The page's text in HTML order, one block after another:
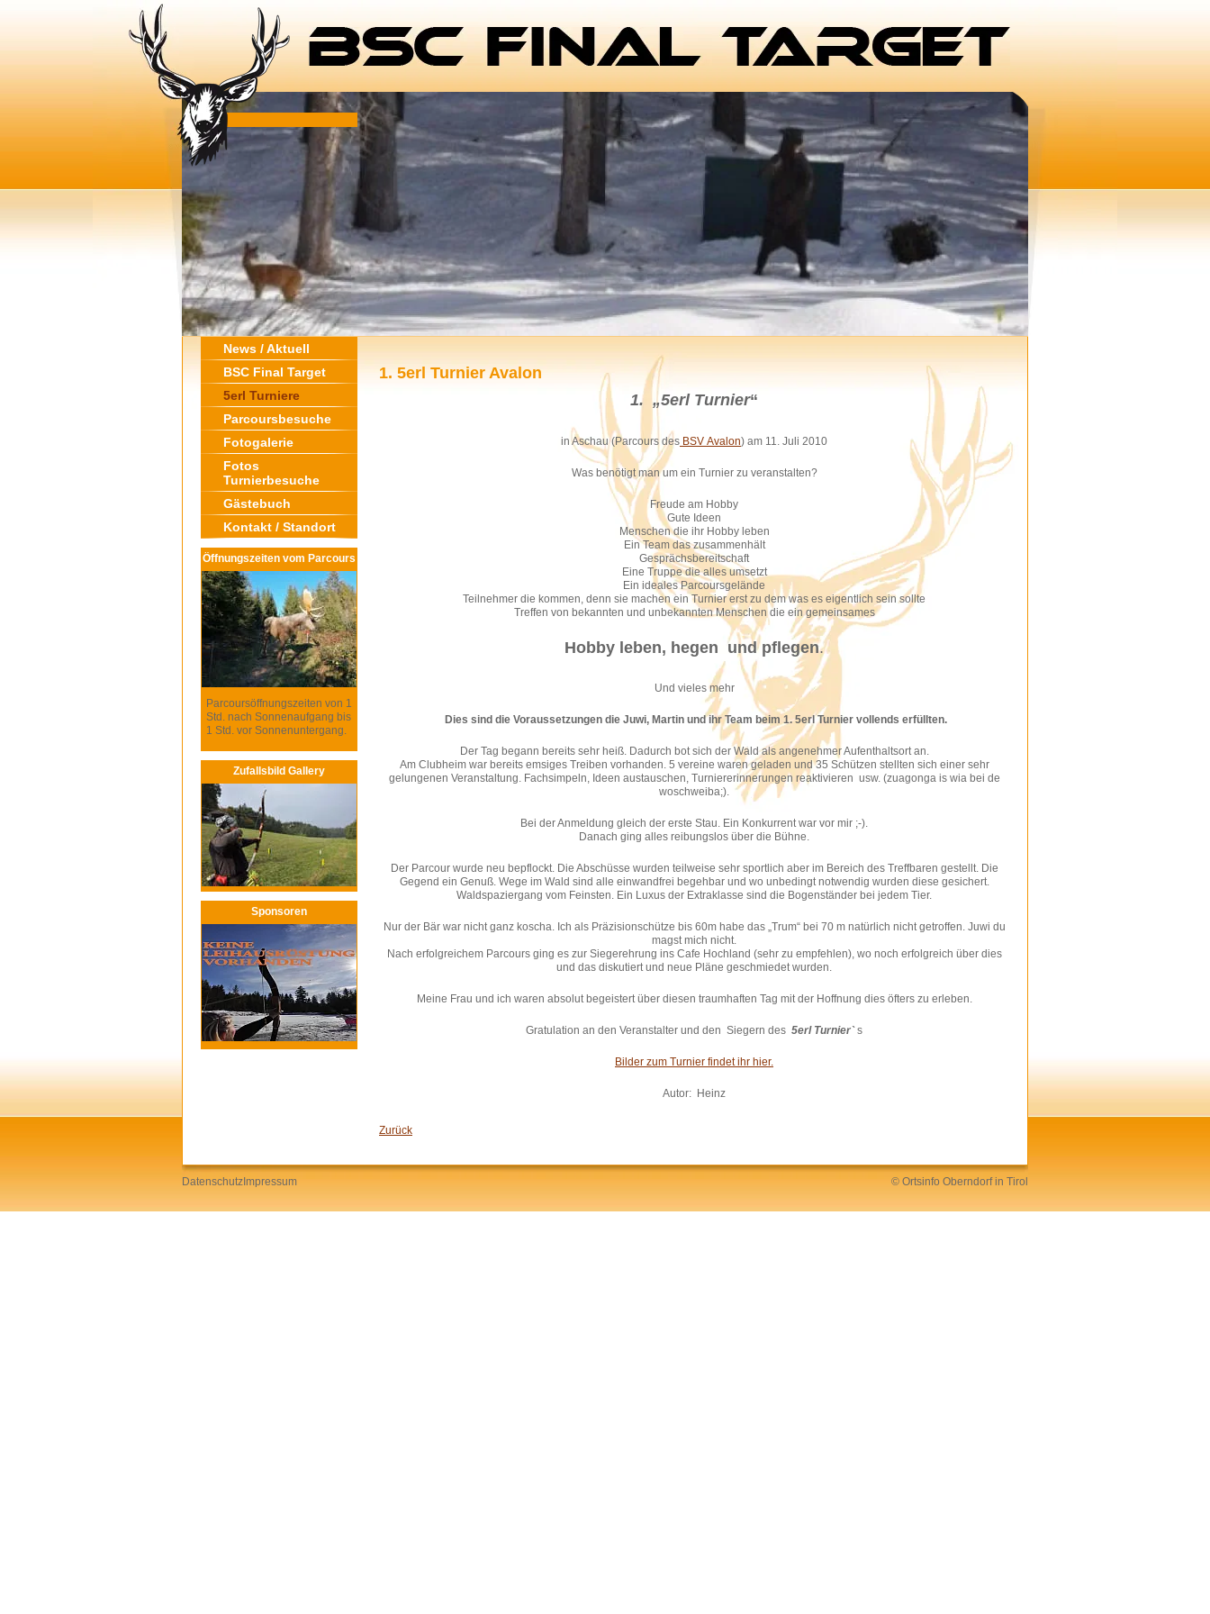
News / Aktuell
BSC Final Target
5erl Turniere
Parcoursbesuche
Fotogalerie
Fotos
Turnierbesuche
Gästebuch
Kontakt / Standort
Öffnungszeiten vom Parcours
Parcoursöffnungszeiten von 1
Std. nach Sonnenaufgang bis
1 Std. vor Sonnenuntergang.
Zufallsbild Gallery
Sponsoren
1. 5erl Turnier Avalon
1. „5erl Turnier“
in Aschau (Parcours des BSV Avalon) am 11. Juli 2010
Was benötigt man um ein Turnier zu veranstalten?
Freude am Hobby
Gute Ideen
Menschen die ihr Hobby leben
Ein Team das zusammenhält
Gesprächsbereitschaft
Eine Truppe die alles umsetzt
Ein ideales Parcoursgelände
Teilnehmer die kommen, denn sie machen ein Turnier erst zu dem was es eigentlich sein sollte
Treffen von bekannten und unbekannten Menschen die ein gemeinsames
Hobby leben, hegen und pflegen.
Und vieles mehr
Dies sind die Voraussetzungen die Juwi, Martin und ihr Team beim 1. 5erl Turnier vollends erfüllten.
Der Tag begann bereits sehr heiß. Dadurch bot sich der Wald als angenehmer Aufenthaltsort an.
Am Clubheim war bereits emsiges Treiben vorhanden. 5 vereine waren geladen und 35 Schützen stellten sich einer sehr
gelungenen Veranstaltung. Fachsimpeln, Ideen austauschen, Turniererinnerungen reaktivieren usw. (zuagonga is wia bei de
woschweiba;).
Bei der Anmeldung gleich der erste Stau. Ein Konkurrent war vor mir ;-).
Danach ging alles reibungslos über die Bühne.
Der Parcour wurde neu bepflockt. Die Abschüsse wurden teilweise sehr sportlich aber im Bereich des Treffbaren gestellt. Die
Gegend ein Genuß. Wege im Wald sind alle einwandfrei begehbar und wo unbedingt notwendig wurden diese gesichert.
Waldspaziergang vom Feinsten. Ein Luxus der Extraklasse sind die Bogenständer bei jedem Tier.
Nur der Bär war nicht ganz koscha. Ich als Präzisionschütze bis 60m habe das „Trum“ bei 70 m natürlich nicht getroffen. Juwi du
magst mich nicht.
Nach erfolgreichem Parcours ging es zur Siegerehrung ins Cafe Hochland (sehr zu empfehlen), wo noch erfolgreich über dies
und das diskutiert und neue Pläne geschmiedet wurden.
Meine Frau und ich waren absolut begeistert über diesen traumhaften Tag mit der Hoffnung dies öfters zu erleben.
Gratulation an den Veranstalter und den Siegern des 5erl Turnier`s
Bilder zum Turnier findet ihr hier.
Autor: Heinz
Zurück
Datenschutz Impressum © Ortsinfo Oberndorf in Tirol